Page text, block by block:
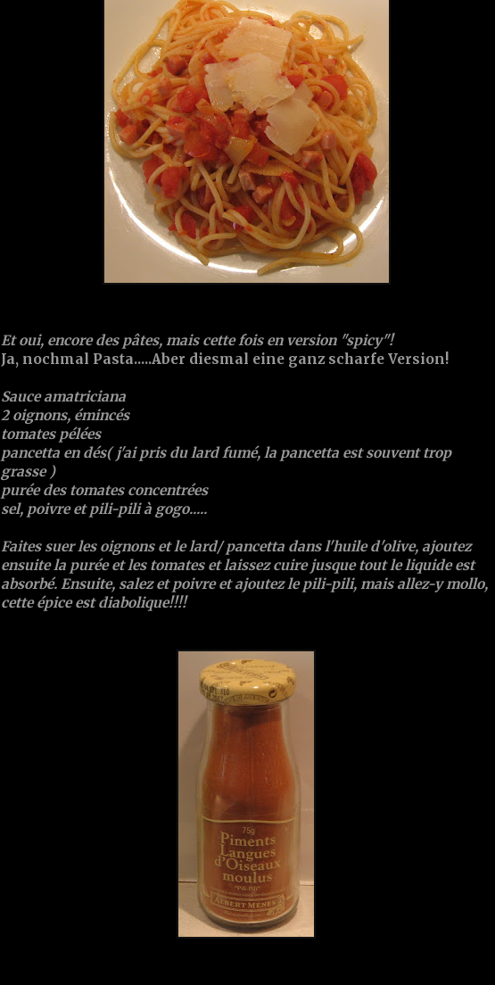
Et oui, encore des pâtes, mais cette fois en version "spicy"!
Ja, nochmal Pasta.....Aber diesmal eine ganz scharfe Version!
Sauce amatriciana
2 oignons, émincés
tomates pélées
pancetta en dés( j'ai pris du lard fumé, la pancetta est souvent trop
grasse )
purée des tomates concentrées
sel, poivre et pili-pili à gogo.....
Faites suer les oignons et le lard/ pancetta dans l'huile d'olive, ajoutez
ensuite la purée et les tomates et laissez cuire jusque tout le liquide est
absorbé. Ensuite, salez et poivre et ajoutez le pili-pili, mais allez-y mollo,
cette épice est diabolique!!!!